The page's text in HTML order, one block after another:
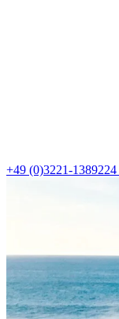
+49 (0)3221-1389224